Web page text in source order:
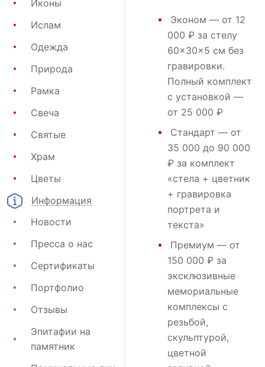
Иконы
Ислам
Одежда
Природа
Рамка
Свеча
Святые
Храм
Цветы
Информация
Новости
Пресса о нас
Сертификаты
Портфолио
Отзывы
Эпитафии на
памятник
Эконом — от 12
000 ₽ за стелу
60×30×5 см без
гравировки.
Полный комплект
с установкой —
от 25 000 ₽
Стандарт — от
35 000 до 90 000
₽ за комплект
«стела + цветник
+ гравировка
портрета и
текста»
Премиум — от
150 000 ₽ за
эксклюзивные
мемориальные
комплексы с
резьбой,
скульптурой,
цветной